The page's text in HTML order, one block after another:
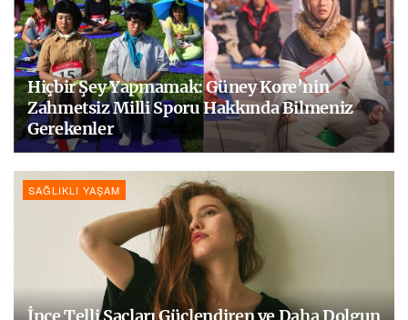
Hiçbir Şey Yapmamak: Güney Kore’nin
Zahmetsiz Milli Sporu Hakkında Bilmeniz
Gerekenler
SAĞLIKLI YAŞAM